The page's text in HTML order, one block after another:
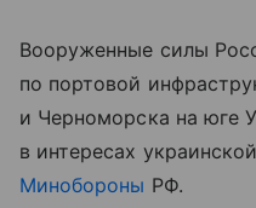
Вооруженные силы
по портовой
и Черноморска на юге
в интересах
Минобороны РФ.